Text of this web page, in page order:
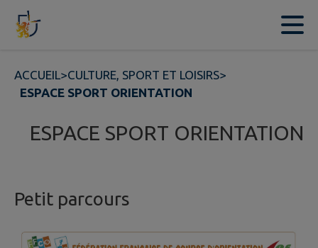
Contenu
ACCUEIL>CULTURE, SPORT ET LOISIRS>
ESPACE SPORT ORIENTATION
ESPACE SPORT ORIENTATION
Petit parcours